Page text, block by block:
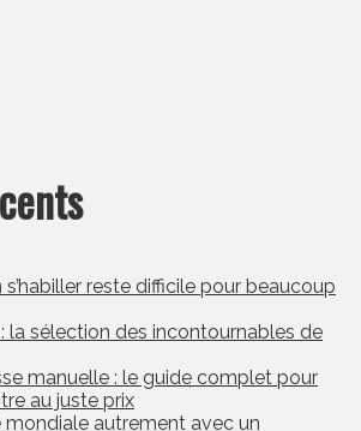
s’habiller reste difficile pour beaucoup
la sélection des incontournables de
manuelle : le guide complet pour
au juste prix
mondiale autrement avec un